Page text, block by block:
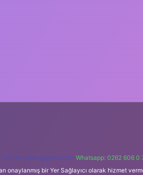
forumhizmeti@gmail.com Whatsapp: 0262 606 0
onaylanmış bir Yer Sağlayıcı olarak hizmet